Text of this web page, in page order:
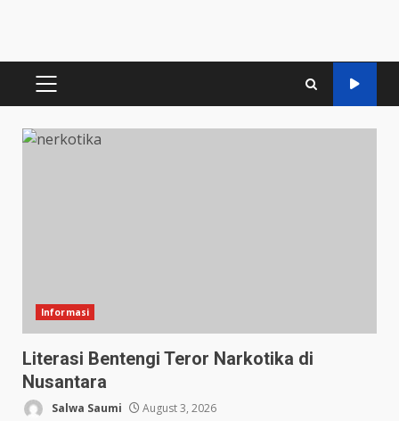
PRIMARY
Informasi
Literasi Bentengi Teror Narkotika di
Nusantara
Salwa Saumi August 3, 2026